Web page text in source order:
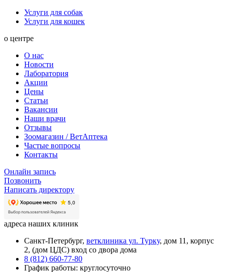
Услуги для собак
Услуги для кошек
о центре
О нас
Новости
Лаборатория
Акции
Цены
Статьи
Вакансии
Наши врачи
Отзывы
Зоомагазин / ВетАптека
Частые вопросы
Контакты
Онлайн запись
Позвонить
Написать директору
адреса наших клиник
Санкт-Петербург, ветклиника ул. Турку, дом 11, корпус
2, (дом ЦДС) вход со двора дома
8 (812) 660-77-80
График работы: круглосуточно